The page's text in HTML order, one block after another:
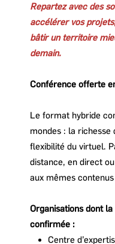
Repartez avec des
accélérer vos
bâtir un territoire
demain.
Conférence offerte
Le format hybride
mondes : la richesse
flexibilité du virtuel.
distance, en direct
aux mêmes
Organisations dont
confirmée :
Centre